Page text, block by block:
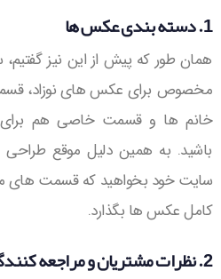
1. دسته بندی عکس ها
همان طور که پیش از این نیز
مخصوص برای عکس های نوزاد،
خانم ها و قسمت خاصی هم برای
باشید. به همین دلیل موقع
سایت خود بخواهید که قسمت های
کامل عکس ها بگذارد.
2. نظرات مشتریان و مراجعه کنندگان